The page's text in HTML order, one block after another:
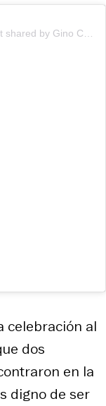
celebración al
dos
en la
digno de ser